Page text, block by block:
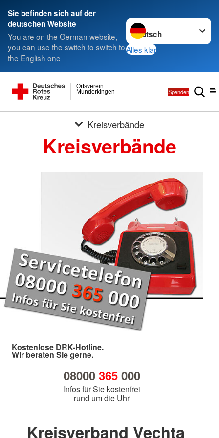
Sie befinden sich auf der
deutschen Website
You are on the German website,
you can use the switch to switch to
the English one
Sprache wechseln zu
Alles klar
Munderkingen
Ortsverein
Spenden
Kreisverbände
Kreisverbände
Kostenlose DRK-Hotline.
Wir beraten Sie gerne.
08000 365000
Infos für Sie kostenfrei
rund um die Uhr
Kreisverband Vechta